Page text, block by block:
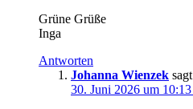
Grüne Grüße
Inga
Antworten
Johanna Wienzek
30. Juni 2026 um